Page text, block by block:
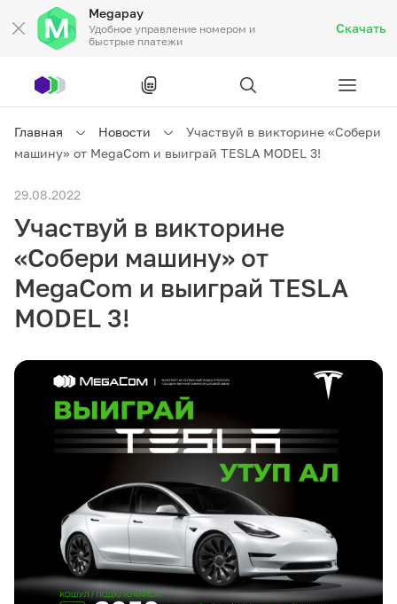
Megapay
Удобное управление номером и
быстрые платежи
Скачать
Частным клиентам
Бизнесу
Связь
Тарифы
M2M
Все услуги Развлечения Соц.сети
Компания
Сервисы
Главная Новости
Участвуй в викторине «Собери
машину» от MegaCom и выиграй TESLA MODEL 3!
29.08.2022
Участвуй в викторине
«Собери машину» от
MegaCom и выиграй TESLA
MODEL 3!